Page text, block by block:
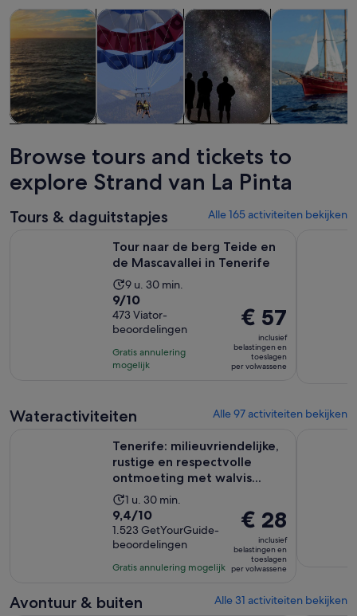
daguitstapjes
Tours & daguitstapjesOpent een nieuwe tab
WateractiviteitenOpent een nieuwe tab
natuur
Wilde dieren & natuurOpent
rondvaarten
Cruises &
Browse tours and tickets to
explore Strand van La Pinta
Tours & daguitstapjes Alle 165 activiteiten bekijken
Tour naar de berg Teide en
de Mascavallei in Tenerife
De
activiteit
duurt
9
uur
en
9 u. 30 min.
9.0
van
10
met
473
9/10
473 Viator-
beoordelingen
Gratis annulering
mogelijk
De
prijs
is
€ 57
€ 57
inclusief
belastingen en
toeslagen
per volwassene
Wateractiviteiten Alle 97 activiteiten bekijken
Tenerife: milieuvriendelijke,
rustige en respectvolle
ontmoeting met walvis...
De
activiteit
duurt
1
uur
30
1 u. 30 min.
9.4
van
10
met
beoordelingen
9,4/10
1.523 GetYourGuide-
beoordelingen
Gratis annulering mogelijk
De
prijs
is
€ 28
volwassene
€ 28
inclusief
belastingen en
toeslagen
per volwassene
Avontuur & buiten Alle 31 activiteiten bekijken